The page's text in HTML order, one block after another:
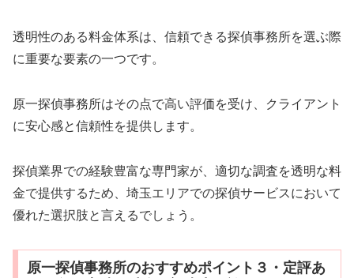
透明性のある料金体系は、信頼できる探偵事務所を選ぶ際
に重要な要素の一つです。
原一探偵事務所はその点で高い評価を受け、クライアント
に安心感と信頼性を提供します。
探偵業界での経験豊富な専門家が、適切な調査を透明な料
金で提供するため、埼玉エリアでの探偵サービスにおいて
優れた選択肢と言えるでしょう。
原一探偵事務所のおすすめポイント３・定評あ